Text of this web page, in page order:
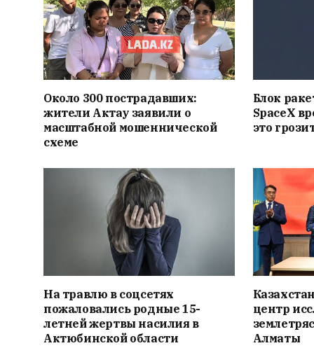
Около 300 пострадавших:
жители Актау заявили о
масштабной мошеннической
схеме
Блок
SpaceX
это
На травлю в соцсетях
пожаловались родные 15-
летней жертвы насилия в
Актюбинской области
центр
Алматы